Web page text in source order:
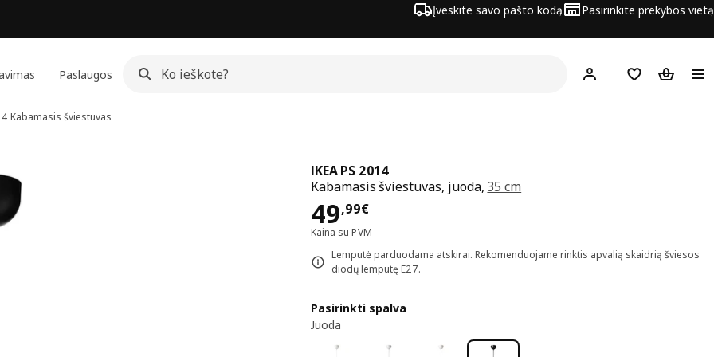
Įveskite savo pašto kodą Pasirinkite prekybos vietą
Paslaugos Hej! Prisijungti
Pageidavimų
Pirkinių
Kabamasis šviestuvas
IKEA PS 2014
Kabamasis šviestuvas, juoda, 35 cm
49,99€
Kaina 49,99€
Kaina su PVM
Lemputė parduodama atskirai. Rekomenduojame rinktis apvalią skaidrią šviesos
diodų lemputę E27.
Pasirinkti spalva
Juoda